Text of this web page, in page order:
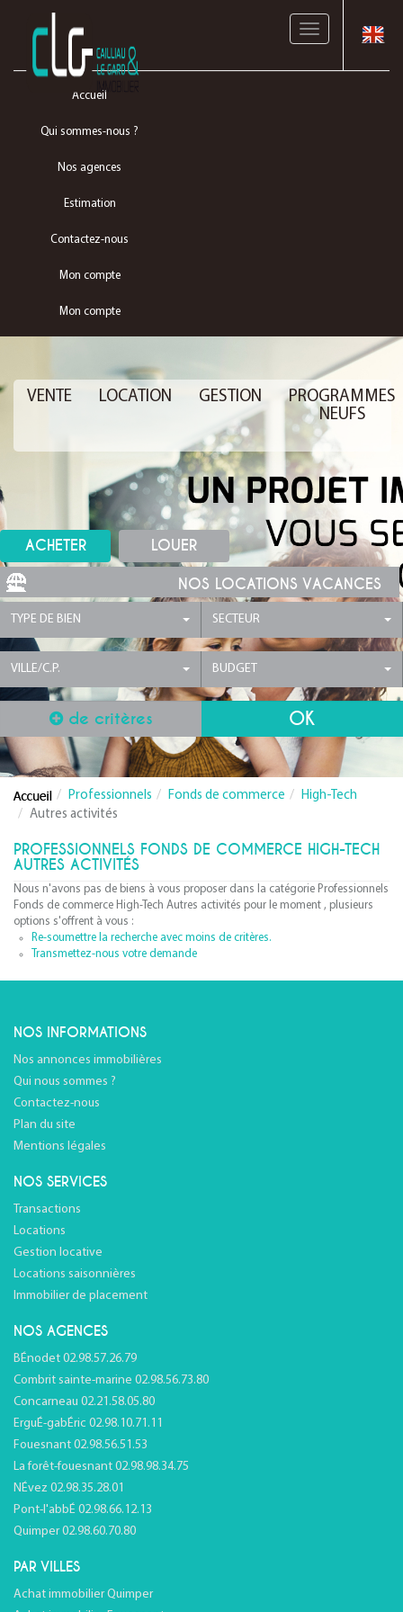
Toggle
Accueil
Qui sommes-nous ?
Nos agences
Estimation
Contactez-nous
Mon compte
Mon compte
VENTE LOCATION GESTION
PROGRAMMES
NEUFS
ACHETER LOUER
NOS LOCATIONS VACANCES
TYPE DE BIEN SECTEUR
VILLE/C.P. BUDGET
de critères
Professionnels Fonds de commerce
High-Tech
Autres activités
PROFESSIONNELS FONDS DE COMMERCE HIGH-TECH
AUTRES ACTIVITÉS
Nous n'avons pas de biens à vous proposer dans la catégorie Professionnels
Fonds de commerce High-Tech Autres activités pour le moment , plusieurs
options s'offrent à vous :
Re-soumettre la recherche avec moins de critères.
Transmettez-nous votre demande
NOS INFORMATIONS
Nos annonces immobilières
Qui nous sommes ?
Contactez-nous
Plan du site
Mentions légales
NOS SERVICES
Transactions
Locations
Gestion locative
Locations saisonnières
Immobilier de placement
NOS AGENCES
BÉnodet 02.98.57.26.79
Combrit sainte-marine 02.98.56.73.80
Concarneau 02.21.58.05.80
ErguÉ-gabÉric 02.98.10.71.11
Fouesnant 02.98.56.51.53
La forêt-fouesnant 02.98.98.34.75
NÉvez 02.98.35.28.01
Pont-l'abbÉ 02.98.66.12.13
Quimper 02.98.60.70.80
PAR VILLES
Achat immobilier Quimper